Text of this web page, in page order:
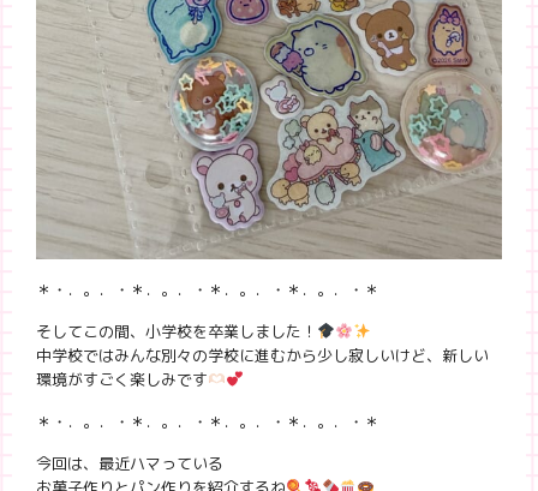
＊・．。．・＊．。．・＊．。．・＊．。．・＊
そしてこの間、小学校を卒業しました！
中学校ではみんな別々の学校に進むから少し寂しいけど、新しい
環境がすごく楽しみです
＊・．。．・＊．。．・＊．。．・＊．。．・＊
今回は、最近ハマっている